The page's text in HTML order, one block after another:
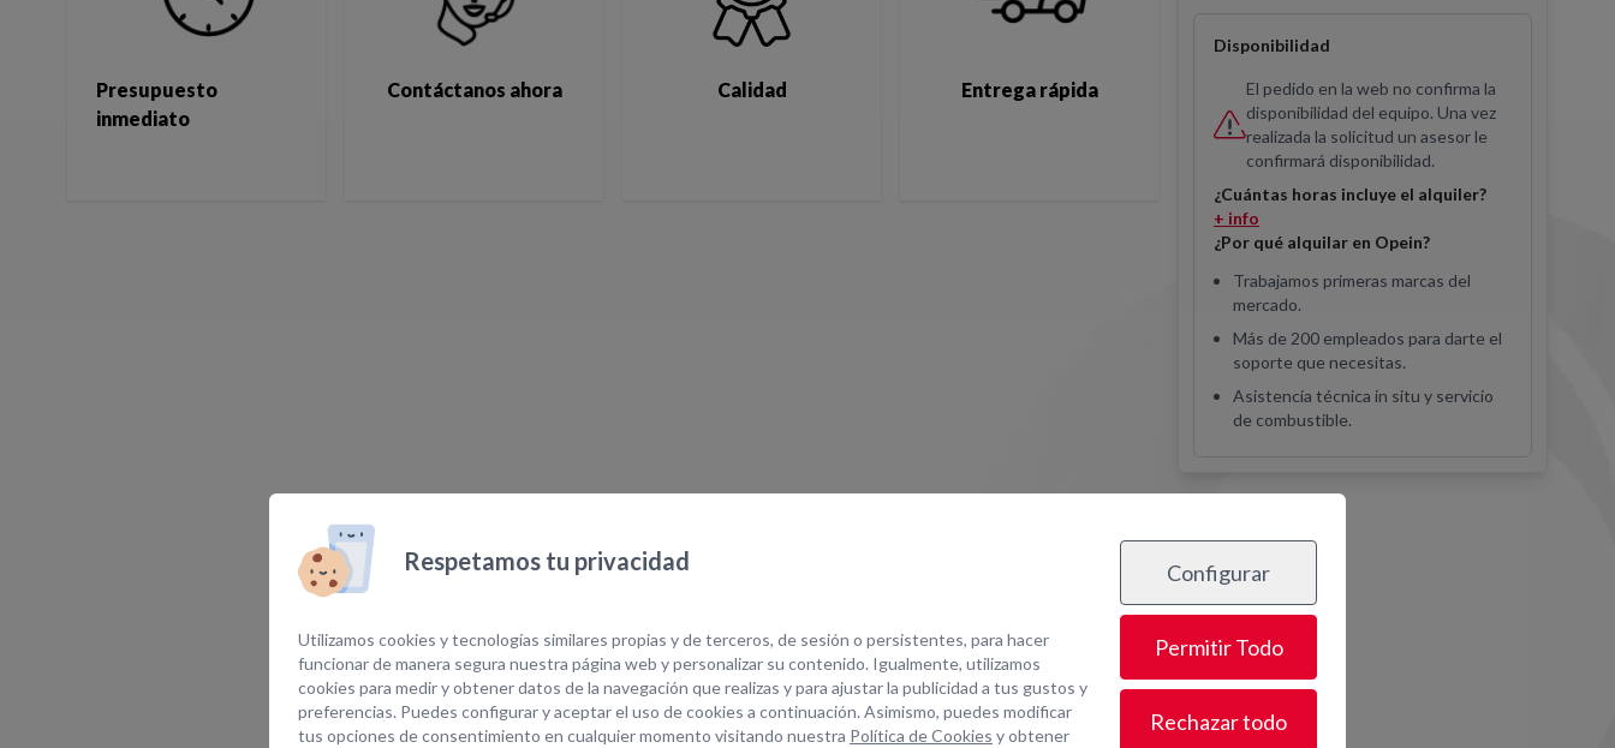
Presupuesto
inmediato
Contáctanos ahora Calidad Entrega rápida
Disponibilidad
El pedido en la web no confirma la
disponibilidad del equipo. Una vez
realizada la solicitud un asesor le
confirmará disponibilidad.
¿Cuántas horas incluye el alquiler?
+ info
¿Por qué alquilar en Opein?
Trabajamos primeras marcas del
mercado.
Más de 200 empleados para darte el
soporte que necesitas.
Asistencia técnica in situ y servicio
de combustible.
Equipos Relacionados
Respetamos tu privacidad
Utilizamos cookies y tecnologías similares propias y de terceros, de sesión o persistentes, para hacer
funcionar de manera segura nuestra página web y personalizar su contenido. Igualmente, utilizamos
cookies para medir y obtener datos de la navegación que realizas y para ajustar la publicidad a tus gustos y
preferencias. Puedes configurar y aceptar el uso de cookies a continuación. Asimismo, puedes modificar
tus opciones de consentimiento en cualquier momento visitando nuestra Política de Cookies y obtener
Configurar
Permitir Todo
Rechazar todo